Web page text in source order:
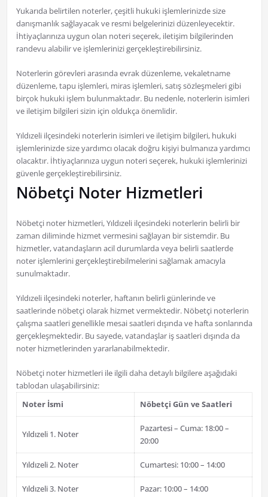
Yukarıda belirtilen noterler, çeşitli hukuki işlemlerinizde size
danışmanlık sağlayacak ve resmi belgelerinizi düzenleyecektir.
İhtiyaçlarınıza uygun olan noteri seçerek, iletişim bilgilerinden
randevu alabilir ve işlemlerinizi gerçekleştirebilirsiniz.
Noterlerin görevleri arasında evrak düzenleme, vekaletname
düzenleme, tapu işlemleri, miras işlemleri, satış sözleşmeleri gibi
birçok hukuki işlem bulunmaktadır. Bu nedenle, noterlerin isimleri
ve iletişim bilgileri sizin için oldukça önemlidir.
Yıldızeli ilçesindeki noterlerin isimleri ve iletişim bilgileri, hukuki
işlemlerinizde size yardımcı olacak doğru kişiyi bulmanıza yardımcı
olacaktır. İhtiyaçlarınıza uygun noteri seçerek, hukuki işlemlerinizi
güvenle gerçekleştirebilirsiniz.
Nöbetçi Noter Hizmetleri
Nöbetçi noter hizmetleri, Yıldızeli ilçesindeki noterlerin belirli bir
zaman diliminde hizmet vermesini sağlayan bir sistemdir. Bu
hizmetler, vatandaşların acil durumlarda veya belirli saatlerde
noter işlemlerini gerçekleştirebilmelerini sağlamak amacıyla
sunulmaktadır.
Yıldızeli ilçesindeki noterler, haftanın belirli günlerinde ve
saatlerinde nöbetçi olarak hizmet vermektedir. Nöbetçi noterlerin
çalışma saatleri genellikle mesai saatleri dışında ve hafta sonlarında
gerçekleşmektedir. Bu sayede, vatandaşlar iş saatleri dışında da
noter hizmetlerinden yararlanabilmektedir.
Nöbetçi noter hizmetleri ile ilgili daha detaylı bilgilere aşağıdaki
tablodan ulaşabilirsiniz:
Noter İsmi
Nöbetçi Gün ve Saatleri
Yıldızeli 1. Noter
Pazartesi – Cuma: 18:00 –
20:00
Yıldızeli 2. Noter Cumartesi: 10:00 – 14:00
Yıldızeli 3. Noter Pazar: 10:00 – 14:00